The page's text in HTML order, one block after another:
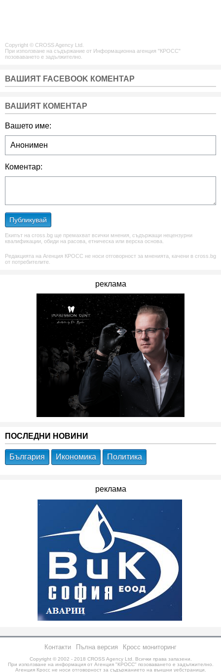
Copyright © CROSS Agency Ltd.
При използване на съдържание от Информационна агенция "КРОСС"
позоваването е задължително.
ВАШИЯТ FACEBOOK КОМЕНТАР
ВАШИЯТ КОМЕНТАР
Вашето име:
Коментар:
Публикувай
Екипът на cross.bg ще премахват всички мнения, съдържащи нецензурни
квалификации, обиди на расова, етническа или верска основа.
Редакцията на Агенция КРОСС не носи отговорност за мненията, качени в cross.bg
от потребителите.
реклама
ПОСЛЕДНИ НОВИНИ
България Икономика Политика
реклама
Контакти Пълна версия Кросс мониторинг
Copyright © 2002 - 2018 CROSS Agency Ltd.
Всички права запазени.
При използване на информация от Агенция "КРОСС" позоваването е задължително.
Агенция Кросс не носи отговорност за съдържанието на външни уебстраници.